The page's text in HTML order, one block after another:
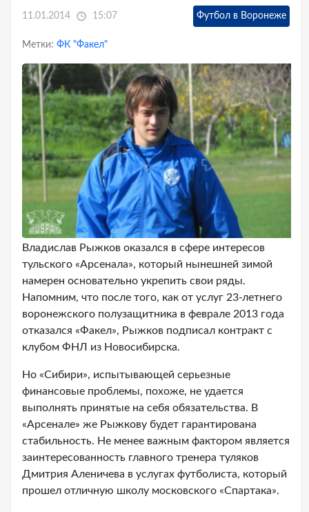
11.01.2014 15:07 Футбол в Воронеже
Метки: ФК "Факел"
Владислав Рыжков оказался в сфере интересов
тульского «Арсенала», который нынешней зимой
намерен основательно укрепить свои ряды.
Напомним, что после того, как от услуг 23-летнего
воронежского полузащитника в феврале 2013 года
отказался «Факел», Рыжков подписал контракт с
клубом ФНЛ из Новосибирска.
Но «Сибири», испытывающей серьезные
финансовые проблемы, похоже, не удается
выполнять принятые на себя обязательства. В
«Арсенале» же Рыжкову будет гарантирована
стабильность. Не менее важным фактором является
заинтересованность главного тренера туляков
Дмитрия Аленичева в услугах футболиста, который
прошел отличную школу московского «Спартака».